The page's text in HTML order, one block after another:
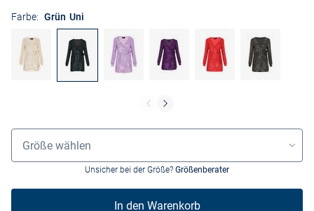
Farbe: Grün Uni
Größenauswahl
Größe wählen
Unsicher bei der Größe? Größenberater
In den Warenkorb